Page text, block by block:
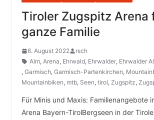
Tiroler Zugspitz Arena
ganze Familie
6. August 2022
rsch
Alm, Arena, Ehrwald, Ehrwalder, Ehrwalder
, Garmisch, Garmisch-Partenkirchen,
Mountainbiken, mtb, Seen, tirol, Zugspitz,
Für Minis und Maxis: Familienangebote
Arena Bayern-TirolBergseen in der